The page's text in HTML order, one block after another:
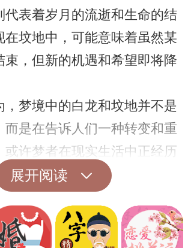
代表着岁月的流逝和生命的结
在坟地中，可能意味着虽然某
束，但新的机遇和希望即将降
，梦境中的白龙和坟地并不是
而是在告诉人们一种转变和重
或许梦者在现实生活中正经历
者迷茫，而这个梦境则给予了
展开阅读